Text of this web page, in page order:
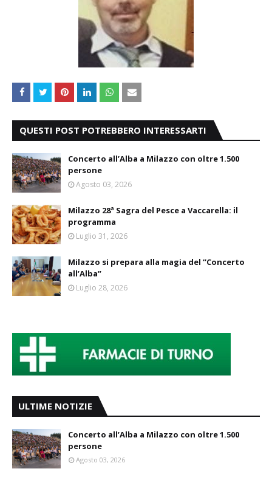
QUESTI POST POTREBBERO INTERESSARTI
Concerto all’Alba a Milazzo con oltre 1.500
persone
Agosto 03, 2026
Milazzo 28ª Sagra del Pesce a Vaccarella: il
programma
Luglio 31, 2026
Milazzo si prepara alla magia del “Concerto
all’Alba”
Luglio 28, 2026
ULTIME NOTIZIE
Concerto all’Alba a Milazzo con oltre 1.500
persone
Agosto 03, 2026